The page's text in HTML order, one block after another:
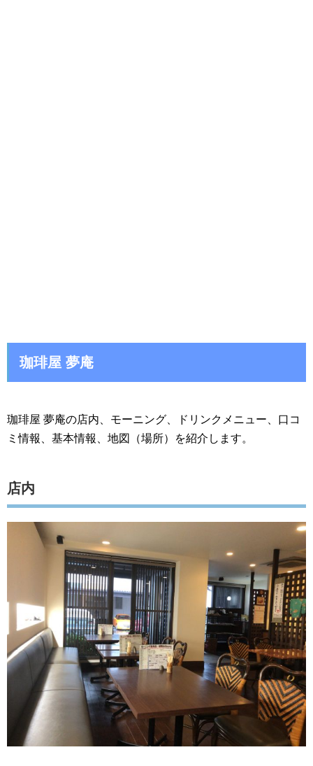
珈琲屋 夢庵
珈琲屋 夢庵の店内、モーニング、ドリンクメニュー、口コ
ミ情報、基本情報、地図（場所）を紹介します。
店内